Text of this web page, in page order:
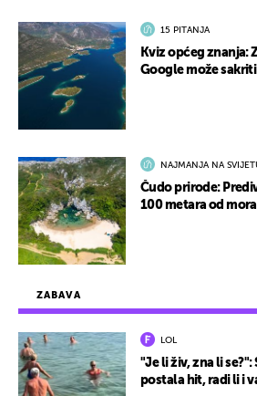
ZABAVA
LOL
"Je li živ, zna li se?":
postala hit, radi li i
15 PITANJA
Kviz općeg znanja:
Google može sakriti
NAJMANJA NA
Čudo prirode:
100 metara od mora